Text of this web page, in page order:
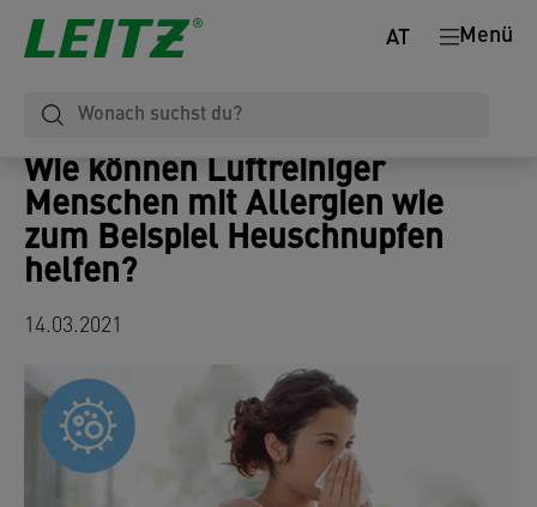
Menü
AT
Wie können Luftreiniger
Menschen mit Allergien wie
zum Beispiel Heuschnupfen
helfen?
14.03.2021